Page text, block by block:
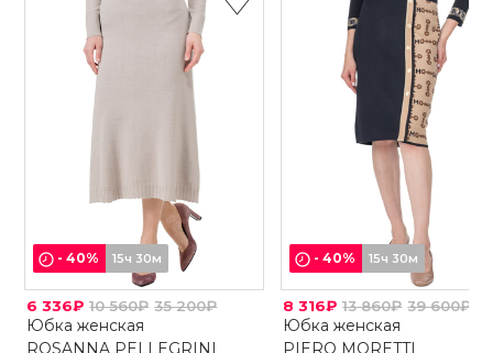
-40% 15ч 30м
6 336₽ 10 560₽ 35 200₽
Юбка женская
ROSANNA PELLEGRINI
-40% 15ч 30м
8 316₽ 13 860₽ 39 600₽
Юбка женская
PIERO MORETTI